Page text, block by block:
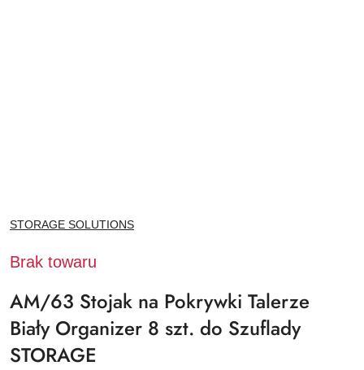
NAZWA
PRODUCENTA:
STORAGE SOLUTIONS
Brak towaru
AM/63 Stojak na Pokrywki Talerze
Biały Organizer 8 szt. do Szuflady
STORAGE